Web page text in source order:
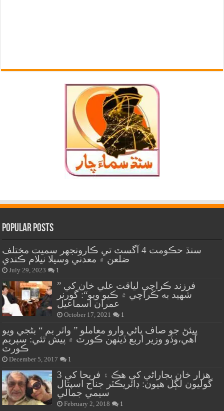
Popular Posts
سنڌ حڪومت 4 آگسٽ تي ڪارونجهر سميت مختلف
ضلعن ۾ معدني وسيلا نيلام ڪندي
July 29, 2023 1
” فرزند ڪراچي لياقت علي خان کي
شهيد به ڪراچي ۾ ڪيو ويو“: گورنر
عمران اسماعيل
October 17, 2021 1
پيئڻ جو صاف پاڻي وارو معاملو ” واٽر بم “ بڻجي ويو
آهي،وڏو وزير اربع ڏينهن ڪورٽ ۾ پيش ٿئي: سپريم
ڪورٽ
December 5, 2017 1
هزار خان بجاراڻي کي هڪ ۽ فريحا کي 3
گوليون لڳل هيون: ڊائريڪٽر جناح اسپتال
سيمي جمالي
February 2, 2018 1